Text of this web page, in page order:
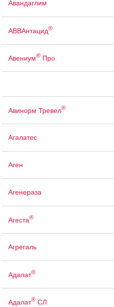
Авандаглим
АВВАнтацид®
Авениум®Про
Авинорм Тревел®
Агалатес
Аген
Агенераза
Агеста®
Агрегаль
Адалат®
Адалат®СЛ